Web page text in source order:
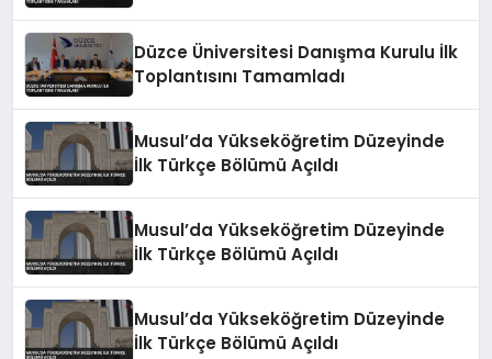
Düzce Üniversitesi Danışma Kurulu İlk
Toplantısını Tamamladı
Musul’da Yükseköğretim Düzeyinde
İlk Türkçe Bölümü Açıldı
Musul’da Yükseköğretim Düzeyinde
İlk Türkçe Bölümü Açıldı
Musul’da Yükseköğretim Düzeyinde
İlk Türkçe Bölümü Açıldı